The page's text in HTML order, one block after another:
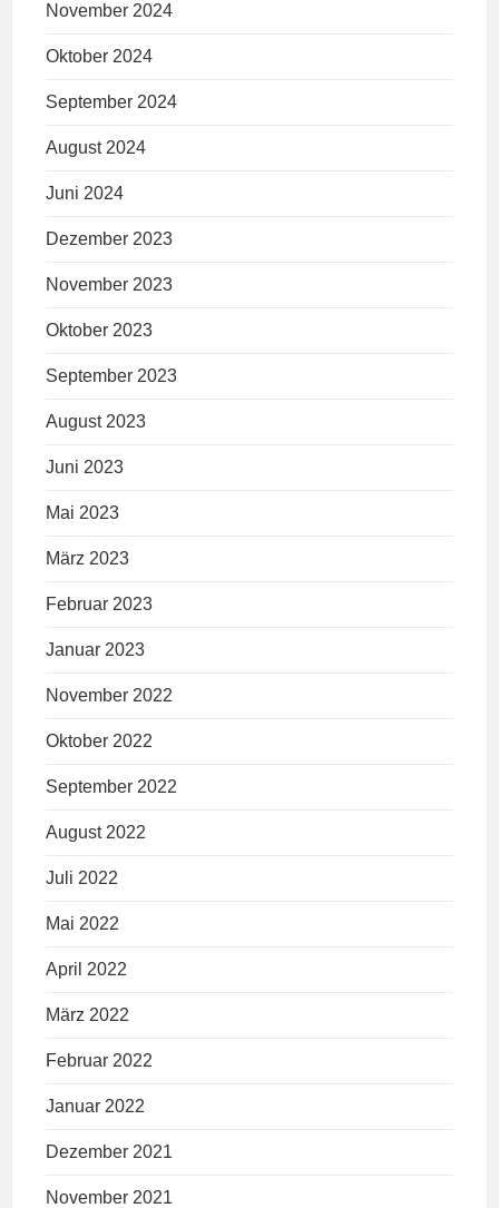
November 2024
Oktober 2024
September 2024
August 2024
Juni 2024
Dezember 2023
November 2023
Oktober 2023
September 2023
August 2023
Juni 2023
Mai 2023
März 2023
Februar 2023
Januar 2023
November 2022
Oktober 2022
September 2022
August 2022
Juli 2022
Mai 2022
April 2022
März 2022
Februar 2022
Januar 2022
Dezember 2021
November 2021